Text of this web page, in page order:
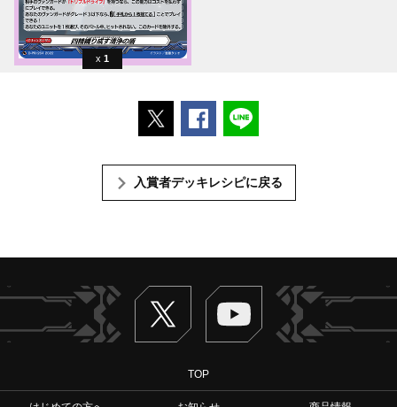
1
ポストするFacebookでシェアする
入賞者デッキレシピに戻る
Twitter ヴァンガードch
TOP